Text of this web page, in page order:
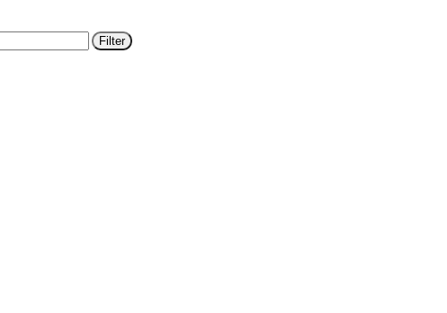
Filter